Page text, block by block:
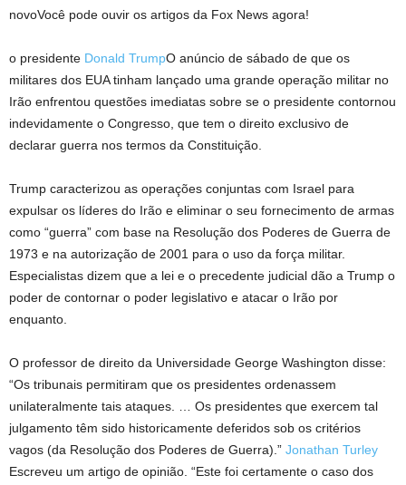
novoVocê pode ouvir os artigos da Fox News agora!
o presidente Donald TrumpO anúncio de sábado de que os
militares dos EUA tinham lançado uma grande operação militar no
Irão enfrentou questões imediatas sobre se o presidente contornou
indevidamente o Congresso, que tem o direito exclusivo de
declarar guerra nos termos da Constituição.
Trump caracterizou as operações conjuntas com Israel para
expulsar os líderes do Irão e eliminar o seu fornecimento de armas
como “guerra” com base na Resolução dos Poderes de Guerra de
1973 e na autorização de 2001 para o uso da força militar.
Especialistas dizem que a lei e o precedente judicial dão a Trump o
poder de contornar o poder legislativo e atacar o Irão por
enquanto.
O professor de direito da Universidade George Washington disse:
“Os tribunais permitiram que os presidentes ordenassem
unilateralmente tais ataques. … Os presidentes que exercem tal
julgamento têm sido historicamente deferidos sob os critérios
vagos (da Resolução dos Poderes de Guerra).” Jonathan Turley
Escreveu um artigo de opinião. “Este foi certamente o caso dos